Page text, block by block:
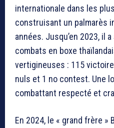
internationale dans les
construisant un palmarès
années. Jusqu’en 2023, il
combats en boxe
vertigineuses : 115
nuls et 1 no contest. Une
combattant respecté et
En 2024, le « grand frère »